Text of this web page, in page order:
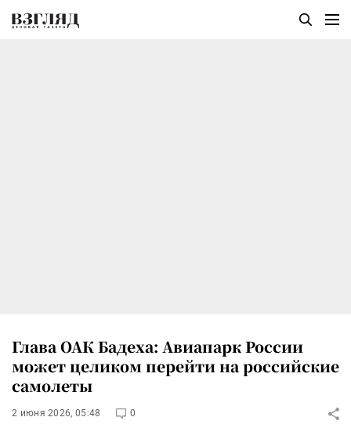
Глава ОАК Бадеха: Авиапарк России
может целиком перейти на российские
самолеты
2 июня 2026, 05:48 0